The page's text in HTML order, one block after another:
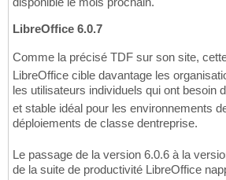
LibreOffice 6.0.7
Comme la précisé TDF sur son site,
LibreOffice cible davantage les
les utilisateurs individuels qui ont besoin
et stable idéal pour les environnements
déploiements de classe dentreprise.
Le passage de la version 6.0.6 à la
de la suite de productivité LibreOffice